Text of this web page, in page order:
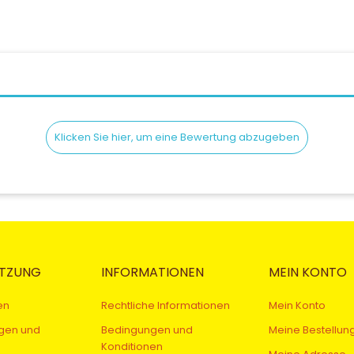
Klicken Sie hier, um eine Bewertung abzugeben
und
INFORMATIONEN
Rechtliche Informationen
Bedingungen und
Konditionen
MEIN KONTO
Mein Konto
Meine